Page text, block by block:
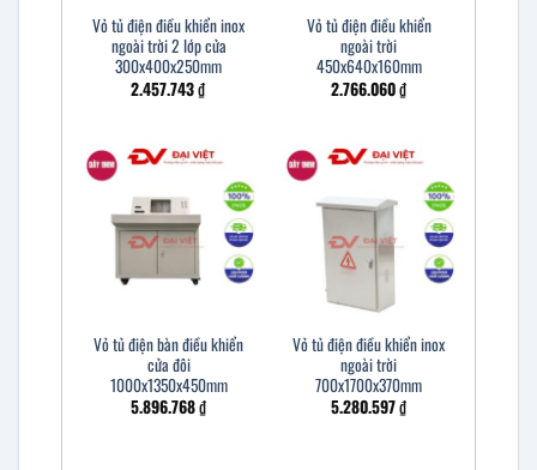
Vỏ tủ điện điều khiển inox
ngoài trời 2 lớp cửa
300x400x250mm
2.457.743₫
Vỏ tủ điện điều khiển
ngoài trời
450x640x160mm
2.766.060₫
Vỏ tủ điện bàn điều khiển
cửa đôi
1000x1350x450mm
5.896.768₫
Vỏ tủ điện điều khiển inox
ngoài trời
700x1700x370mm
5.280.597₫